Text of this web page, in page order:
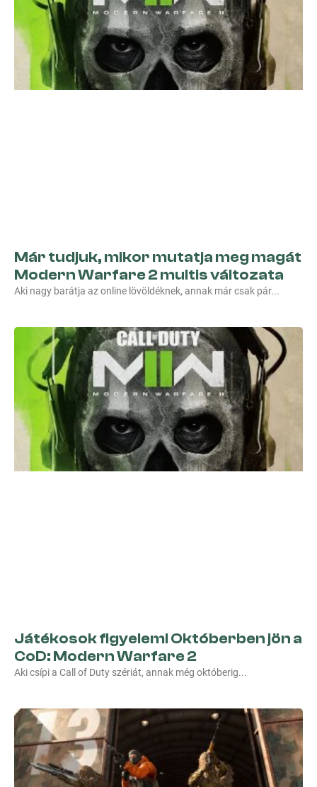
Már tudjuk, mikor mutatja meg magát
Modern Warfare 2 multis változata
Aki nagy barátja az online lövöldéknek, annak már csak pár
Játékosok figyelem! Októberben jön a
CoD: Modern Warfare 2
Aki csípi a Call of Duty szériát, annak még októberig